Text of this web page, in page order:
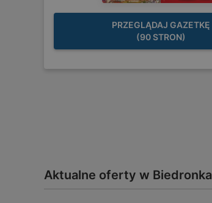
PRZEGLĄDAJ GAZETKĘ
(90 STRON)
Aktualne oferty w Biedronka